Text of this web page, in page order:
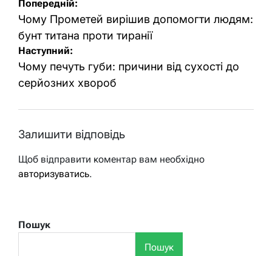
Навігація
записів
Попередній:
Чому Прометей вирішив допомогти людям:
бунт титана проти тиранії
Наступний:
Чому печуть губи: причини від сухості до
серйозних хвороб
Залишити відповідь
Щоб відправити коментар вам необхідно
авторизуватись.
Пошук
Пошук